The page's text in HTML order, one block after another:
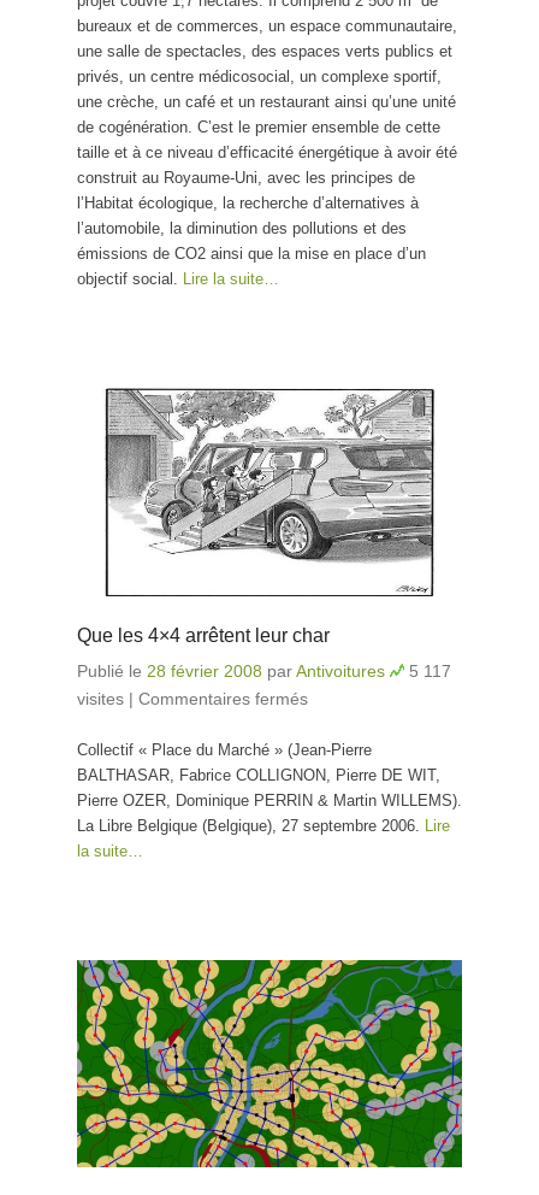
bureaux et de commerces, un espace communautaire,
une salle de spectacles, des espaces verts publics et
privés, un centre médicosocial, un complexe sportif,
une crèche, un café et un restaurant ainsi qu’une unité
de cogénération. C’est le premier ensemble de cette
taille et à ce niveau d’efficacité énergétique à avoir été
construit au Royaume-Uni, avec les principes de
l’Habitat écologique, la recherche d’alternatives à
l’automobile, la diminution des pollutions et des
émissions de CO2 ainsi que la mise en place d’un
objectif social.
Lire la suite…
Que les 4×4 arrêtent leur char
Publié le 28 février 2008 parAntivoitures
5 117
visites | Commentaires fermés
Collectif « Place du Marché » (Jean-Pierre
BALTHASAR, Fabrice COLLIGNON, Pierre DE WIT,
Pierre OZER, Dominique PERRIN & Martin WILLEMS).
La Libre Belgique (Belgique), 27 septembre 2006. Lire
la suite…